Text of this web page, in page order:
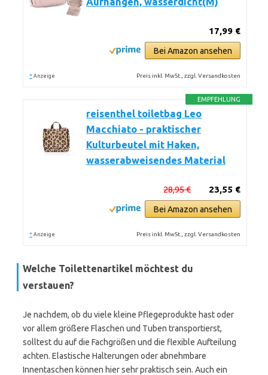
17,99 €
Bei Amazon ansehen
* Anzeige Preis inkl. MwSt., zzgl. Versandkosten
EMPFEHLUNG
reisenthel toiletbag Leo
Macchiato - praktischer
Kulturbeutel mit Haken,
wasserabweisendes Material
23,55 €
28,95 €
Bei Amazon ansehen
* Anzeige Preis inkl. MwSt., zzgl. Versandkosten
Welche Toilettenartikel möchtest du
verstauen?
Je nachdem, ob du viele kleine Pflegeprodukte hast oder
vor allem größere Flaschen und Tuben transportierst,
solltest du auf die Fachgrößen und die flexible Aufteilung
achten. Elastische Halterungen oder abnehmbare
Innentaschen können hier sehr praktisch sein. Auch ein